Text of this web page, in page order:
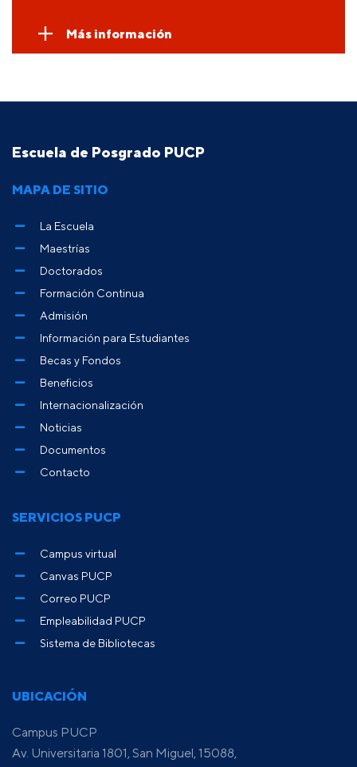
Más información
Escuela de Posgrado PUCP
UBICACIÓN
Campus PUCP
Av. Universitaria 1801, San Miguel, 15088,
MAPA DE SITIO
La Escuela
Maestrías
Doctorados
Formación Continua
Admisión
Información para Estudiantes
Becas y Fondos
Beneficios
Internacionalización
Noticias
Documentos
Contacto
SERVICIOS PUCP
Campus virtual
Canvas PUCP
Correo PUCP
Empleabilidad PUCP
Sistema de Bibliotecas